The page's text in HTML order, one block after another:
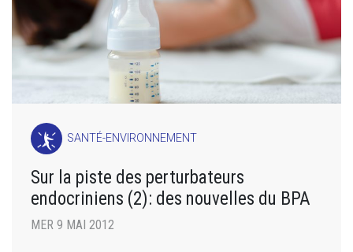
SANTÉ-ENVIRONNEMENT
Sur la piste des perturbateurs
endocriniens (2): des nouvelles du BPA
MER 9 MAI 2012